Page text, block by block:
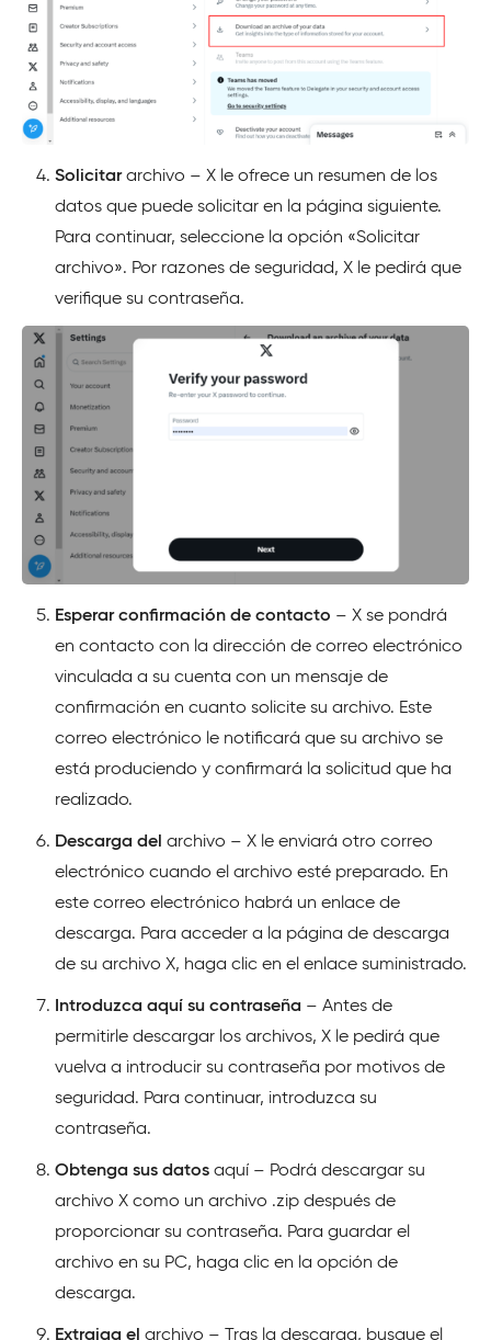
Solicitararchivo – X le ofrece un resumen de los
datos que puede solicitar en la página siguiente.
Para continuar, seleccione la opción «Solicitar
archivo». Por razones de seguridad, X le pedirá que
verifique su contraseña.
Esperar confirmación de contacto – X se pondrá
en contacto con la dirección de correo electrónico
vinculada a su cuenta con un mensaje de
confirmación en cuanto solicite su archivo. Este
correo electrónico le notificará que su archivo se
está produciendo y confirmará la solicitud que ha
realizado.
Descarga del archivo – X le enviará otro correo
electrónico cuando el archivo esté preparado. En
este correo electrónico habrá un enlace de
descarga. Para acceder a la página de descarga
de su archivo X, haga clic en el enlace suministrado.
Introduzca aquí su contraseña – Antes de
permitirle descargar los archivos, X le pedirá que
vuelva a introducir su contraseña por motivos de
seguridad. Para continuar, introduzca su
contraseña.
Obtenga sus datos aquí – Podrá descargar su
archivo X como un archivo .zip después de
proporcionar su contraseña. Para guardar el
archivo en su PC, haga clic en la opción de
descarga.
Extraiga el archivo – Tras la descarga, busque el